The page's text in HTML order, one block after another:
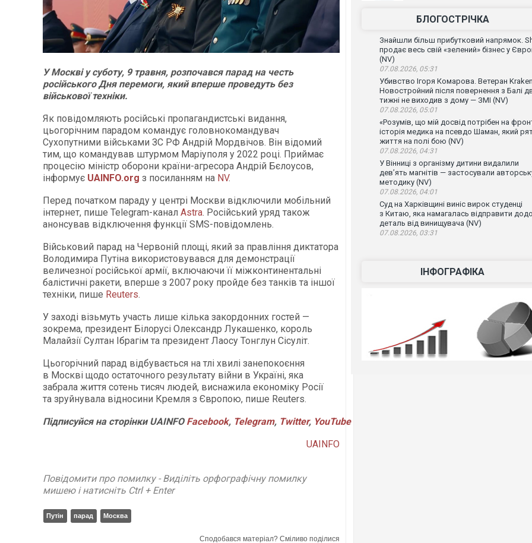
У Москві у суботу, 9 травня, розпочався парад на честь
російського Дня перемоги, який вперше проведуть без
військової техніки.
Як повідомляють російські пропагандистські видання,
цьогорічним парадом командує головнокомандувач
Сухопутними військами ЗС РФ Андрій Мордвічов. Він відомий
тим, що командував штурмом Маріуполя у 2022 році. Приймає
процесію міністр оборони країни-агресора Андрій Бєлоусов,
інформує UAINFO.org з посиланням на NV.
Перед початком параду у центрі Москви відключили мобільний
інтернет, пише Telegram-канал Astra. Російський уряд також
анонсував відключення функції SMS-повідомлень.
Військовий парад на Червоній площі, який за правління диктатора
Володимира Путіна використовувався для демонстрації
величезної російської армії, включаючи її міжконтинентальні
балістичні ракети, вперше з 2007 року пройде без танків та іншої
техніки, пише Reuters.
У заході візьмуть участь лише кілька закордонних гостей —
зокрема, президент Білорусі Олександр Лукашенко, король
Малайзії Султан Ібрагім та президент Лаосу Тонглун Сісуліт.
Цьогорічний парад відбувається на тлі хвилі занепокоєння
в Москві щодо остаточного результату війни в Україні, яка
забрала життя сотень тисяч людей, виснажила економіку Росії
та зруйнувала відносини Кремля з Європою, пише Reuters.
ПідписуйсянасторінкиUAINFO Facebook, Telegram, Twitter, YouTube
UAINFO
Повідомити про помилку - Виділіть орфографічну помилку
мишею і натисніть Ctrl + Enter
Путін парад Москва
Сподобався матеріал? Сміливо поділися
БЛОГОСТРІЧКА
Знайшли більш прибутковий напрямок.
продає весь свій «зелений» бізнес у
(NV)
07.08.2026, 05:31
Убивство Ігоря Комарова. Ветеран Kraken
Новостройний після повернення з Балі
тижні не виходив з дому — ЗМІ (NV)
07.08.2026, 05:01
«Розумів, що мій досвід потрібен на
історія медика на псевдо Шаман, який
життя на полі бою (NV)
07.08.2026, 04:31
У Вінниці з організму дитини видалили
дев’ять магнітів — застосували
методику (NV)
07.08.2026, 04:01
Суд на Харківщині виніс вирок студенці
з Китаю, яка намагалась відправити
деталь від винищувача (NV)
07.08.2026, 03:31
ІНФОГРАФІКА